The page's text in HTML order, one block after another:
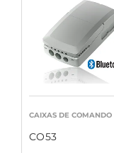
CAIXAS DE COMANDO
CO53